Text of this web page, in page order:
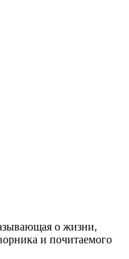
о жизни,
и почитаемого